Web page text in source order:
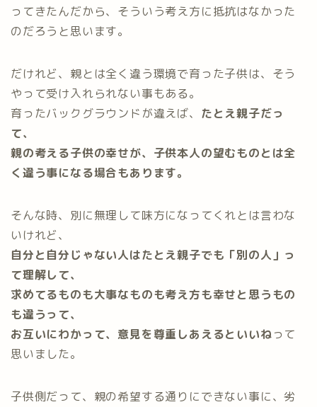
ってきたんだから、そういう考え方に抵抗はなかった
のだろうと思います。
だけれど、親とは全く違う環境で育った子供は、そう
やって受け入れられない事もある。
育ったバックグラウンドが違えば、 たとえ親子だっ
て、
親の考える子供の幸せが、子供本人の望むものとは全
く違う事になる場合もあります。
そんな時、別に無理して味方になってくれとは言わな
いけれど、
自分と自分じゃない人はたとえ親子でも「別の人」っ
て理解して、
求めてるものも大事なものも考え方も幸せと思うもの
も違うって、
お互いにわかって、意見を尊重しあえるといいねって
思いました。
子供側だって、親の希望する通りにできない事に、劣